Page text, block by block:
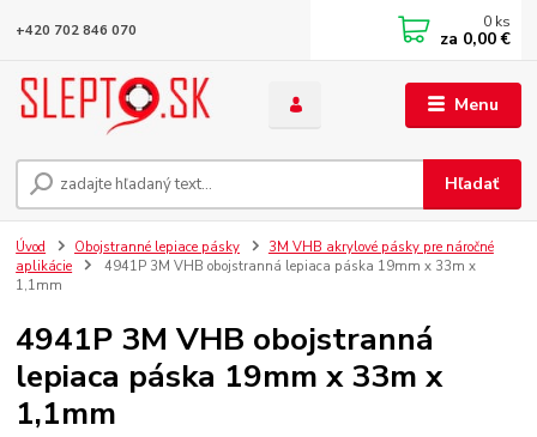
Menu
Hľadať
+420 702 846 070 0 ks
za 0,00 €
Úvod Obojstranné lepiace pásky
3M VHB akrylové pásky pre náročné
aplikácie
4941P 3M VHB obojstranná lepiaca páska 19mm x 33m x
1,1mm
4941P 3M VHB obojstranná
lepiaca páska 19mm x 33m x
1,1mm